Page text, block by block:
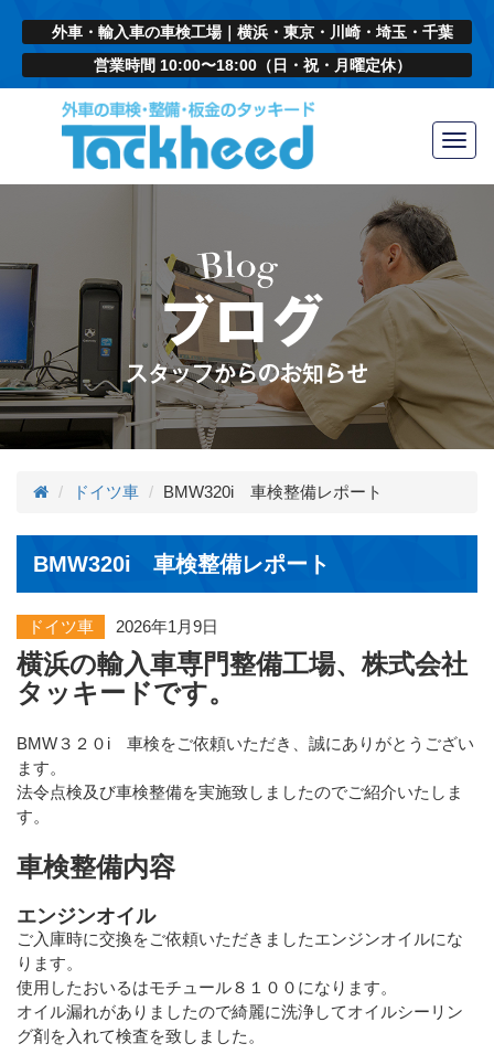
外車・輸入車の車検工場｜横浜・東京・川崎・埼玉・千葉
営業時間 10:00〜18:00（日・祝・月曜定休）
ドイツ車 BMW320i 車検整備レポート
BMW320i 車検整備レポート
ドイツ車 2026年1月9日
横浜の輸入車専門整備工場、株式会社
タッキードです。
BMW３２０i 車検をご依頼いただき、誠にありがとうござい
ます。
法令点検及び車検整備を実施致しましたのでご紹介いたしま
す。
車検整備内容
エンジンオイル
ご入庫時に交換をご依頼いただきましたエンジンオイルにな
ります。
使用したおいるはモチュール８１００になります。
オイル漏れがありましたので綺麗に洗浄してオイルシーリン
グ剤を入れて検査を致しました。